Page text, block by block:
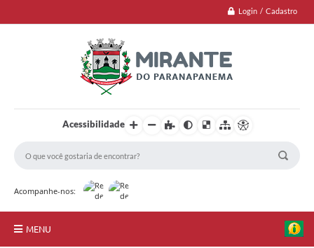
Login / Cadastro
Acessibilidade
Acompanhe-nos:
MENU